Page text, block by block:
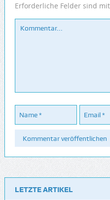
Erforderliche Felder sind mit
LETZTE ARTIKEL